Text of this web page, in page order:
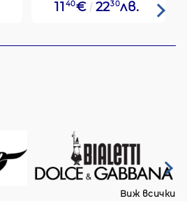
11 40€ 2230лв.
Виж всички